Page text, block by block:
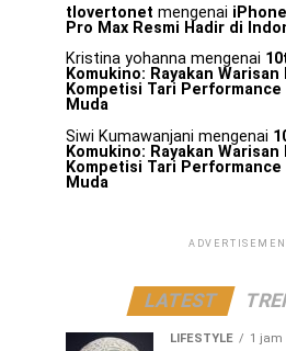
tlovertonet mengenai
Pro Max Resmi Hadir di
Kristina yohanna mengenai
Komukino: Rayakan Warisan
Kompetisi Tari
Muda
Siwi Kumawanjani mengenai
Komukino: Rayakan Warisan
Kompetisi Tari
Muda
LATEST
LIFESTYLE 1 jam